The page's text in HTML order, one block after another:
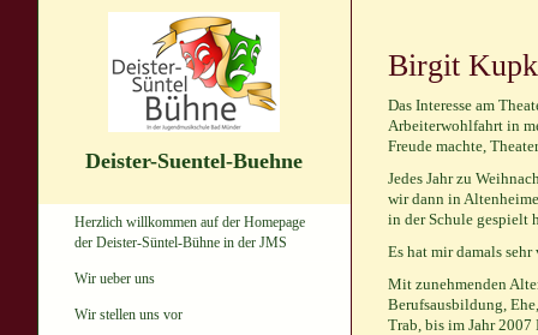
Deister-Suentel-Buehne
Herzlich willkommen auf der Homepage
der Deister-Süntel-Bühne in der JMS
Wir ueber uns
Wir stellen uns vor
Birgit
Das Interesse am
Arbeiterwohlfahrt in
Freude machte,
Jedes Jahr zu
wir dann in
in der Schule gespielt
Es hat mir damals
Mit zunehmenden
Berufsausbildung,
Trab, bis im Jahr 2007